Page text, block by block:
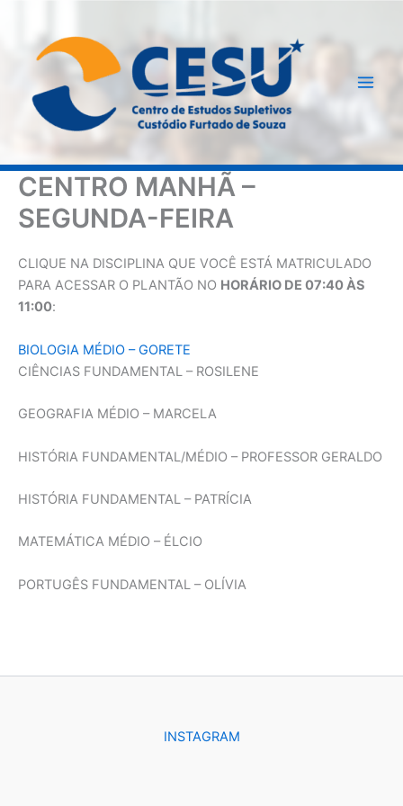
CENTRO MANHÃ –
SEGUNDA-FEIRA
CLIQUE NA DISCIPLINA QUE VOCÊ ESTÁ MATRICULADO
PARA ACESSAR O PLANTÃO NO HORÁRIO DE 07:40 ÀS
11:00:
BIOLOGIA MÉDIO – GORETE
CIÊNCIAS FUNDAMENTAL – ROSILENE
GEOGRAFIA MÉDIO – MARCELA
HISTÓRIA FUNDAMENTAL/MÉDIO – PROFESSOR GERALDO
HISTÓRIA FUNDAMENTAL – PATRÍCIA
MATEMÁTICA MÉDIO – ÉLCIO
PORTUGÊS FUNDAMENTAL – OLÍVIA
INSTAGRAM